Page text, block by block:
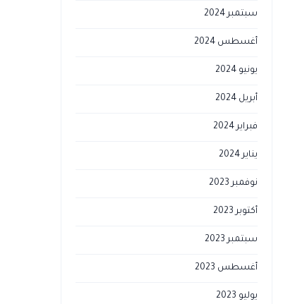
سبتمبر 2024
أغسطس 2024
يونيو 2024
أبريل 2024
فبراير 2024
يناير 2024
نوفمبر 2023
أكتوبر 2023
سبتمبر 2023
أغسطس 2023
يوليو 2023